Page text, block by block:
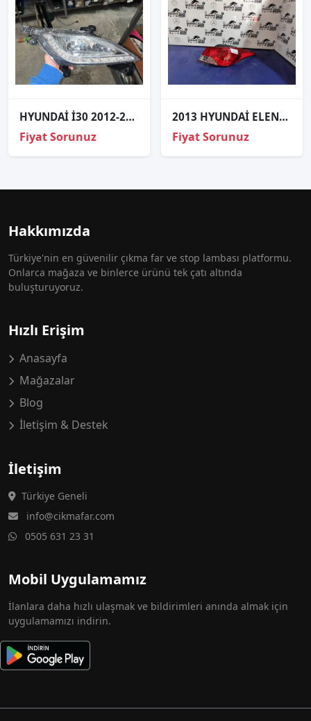
HYUNDAİ İ30 2012-2015 LEDLİ SAĞ SİS FAR
Fiyat Sorunuz
2013 HYUNDAİ ELENTRA SAĞ ARKA STOP
Fiyat Sorunuz
Hakkımızda
Türkiye'nin en güvenilir çıkma far ve stop lambası platformu.
Onlarca mağaza ve binlerce ürünü tek çatı altında
buluşturuyoruz.
Hızlı Erişim
Anasayfa
Mağazalar
Blog
İletişim & Destek
İletişim
Türkiye Geneli
info@cikmafar.com
0505 631 23 31
Mobil Uygulamamız
İlanlara daha hızlı ulaşmak ve bildirimleri anında almak için
uygulamamızı indirin.